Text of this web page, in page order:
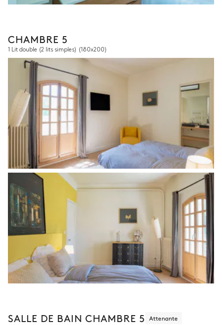
CHAMBRE 5
1 Lit double (2 lits simples) (180x200)
SALLE DE BAIN CHAMBRE 5 Attenante